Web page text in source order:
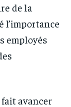
de la
l’importance
employés
avancer